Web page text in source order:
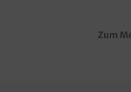
Zum